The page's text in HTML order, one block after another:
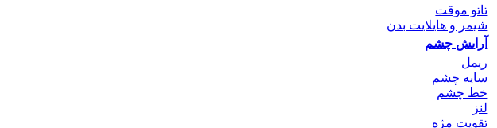
تاتو موقت
شیمر و هایلایت بدن
آرایش چشم
ریمل
سایه چشم
خط چشم
لنز
تقویت مژه